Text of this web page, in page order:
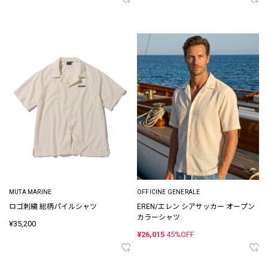
MUTA MARINE
ロゴ刺繍 総柄パイルシャツ
¥35,200
OFFICINE GENERALE
EREN/エレン シアサッカー オープン
カラーシャツ
¥26,015 45%OFF